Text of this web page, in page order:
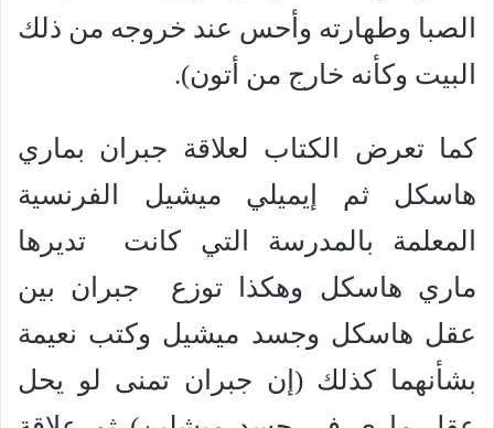
الصبا وطهارته وأحس عند خروجه من ذلك
البيت وكأنه خارج من أتون).
كما تعرض الكتاب لعلاقة جبران بماري
هاسكل ثم إيميلي ميشيل الفرنسية
المعلمة بالمدرسة التي كانت تديرها
ماري هاسكل وهكذا توزع جبران بين
عقل هاسكل وجسد ميشيل وكتب نعيمة
بشأنهما كذلك (إن جبران تمنى لو يحل